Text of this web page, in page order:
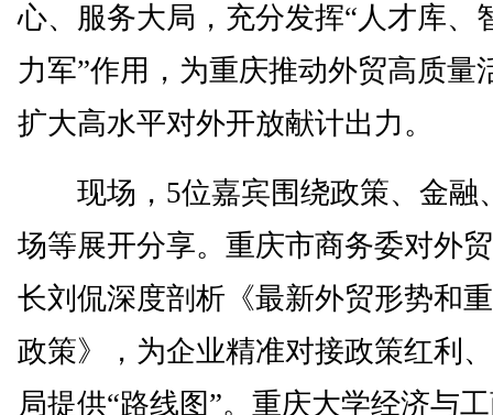
心、服务大局，充分发挥“人才库、
力军”作用，为重庆推动外贸高质量
扩大高水平对外开放献计出力。
现场，5位嘉宾围绕政策、金融
场等展开分享。重庆市商务委对外
长刘侃深度剖析《最新外贸形势和
政策》，为企业精准对接政策红利
局提供“路线图”。重庆大学经济与